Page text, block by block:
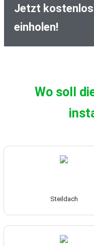
Jetzt kostenlos
einholen!
Wo soll
Steildach